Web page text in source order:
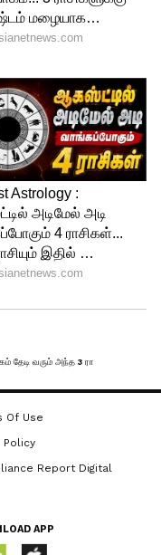
முதலீடு
செய்யும் சிறு
பெரும்
மிஞ்ச
திட்டமிடல்
உறுதி!
உங்க
Of Use
Policy
Report Digital
APP